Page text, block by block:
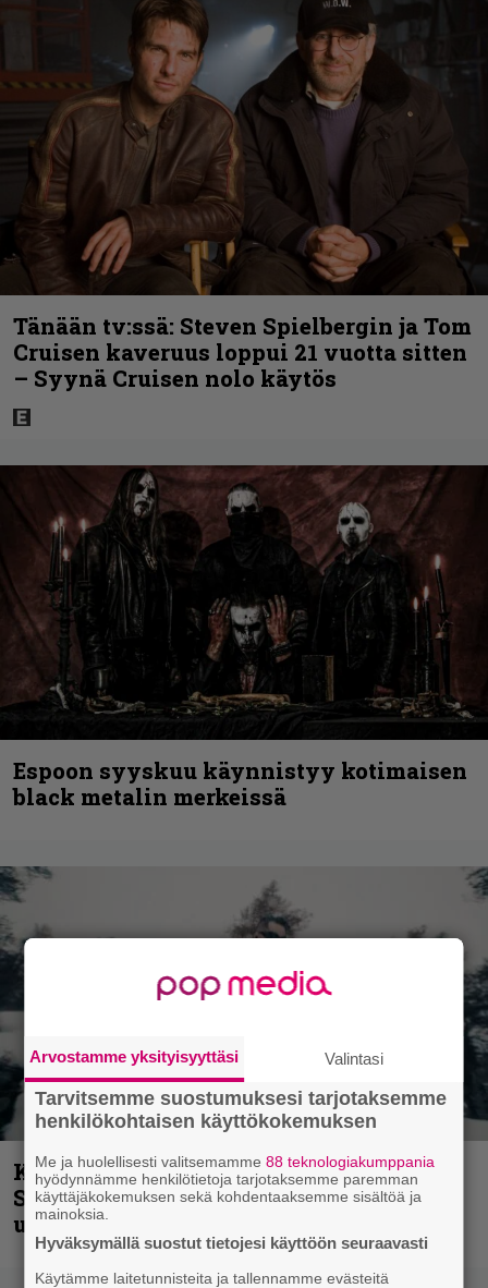
Tänään tv:ssä: Steven Spielbergin ja Tom
Cruisen kaveruus loppui 21 vuotta sitten
– Syynä Cruisen nolo käytös
Espoon syyskuu käynnistyy kotimaisen
black metalin merkeissä
Kunnianosoitus hyiselle Pohjolalle –
Shining hyppäsi keskelle kinoksia
uudella videollaan
Arvostamme yksityisyyttäsi Valintasi
Tarvitsemme suostumuksesi tarjotaksemme
henkilökohtaisen käyttökokemuksen
Me ja huolellisesti valitsemamme88 teknologiakumppania
hyödynnämme henkilötietoja tarjotaksemme paremman
käyttäjäkokemuksen sekä kohdentaaksemme sisältöä ja
mainoksia.
Hyväksymällä suostut tietojesi käyttöön seuraavasti
Käytämme laitetunnisteita ja tallennamme evästeitä